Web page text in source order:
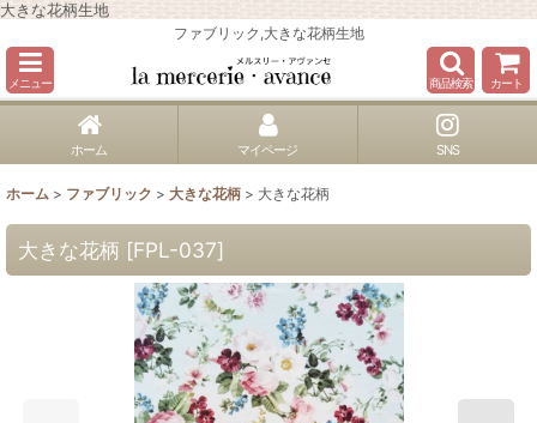
大きな花柄生地
ファブリック,大きな花柄生地
メニュー 商品検索 カート
ホーム マイページ SNS
ホーム > ファブリック > 大きな花柄 > 大きな花柄
大きな花柄 [FPL-037]